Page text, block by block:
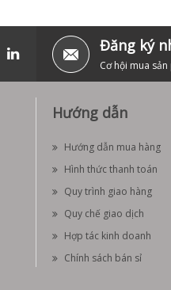
Đăng ký
Cơ hội mua
Hướng dẫn
Hướng dẫn mua hàng
Hình thức thanh toán
Quy trình giao hàng
Quy chế giao dịch
Hợp tác kinh doanh
Chính sách bán sỉ